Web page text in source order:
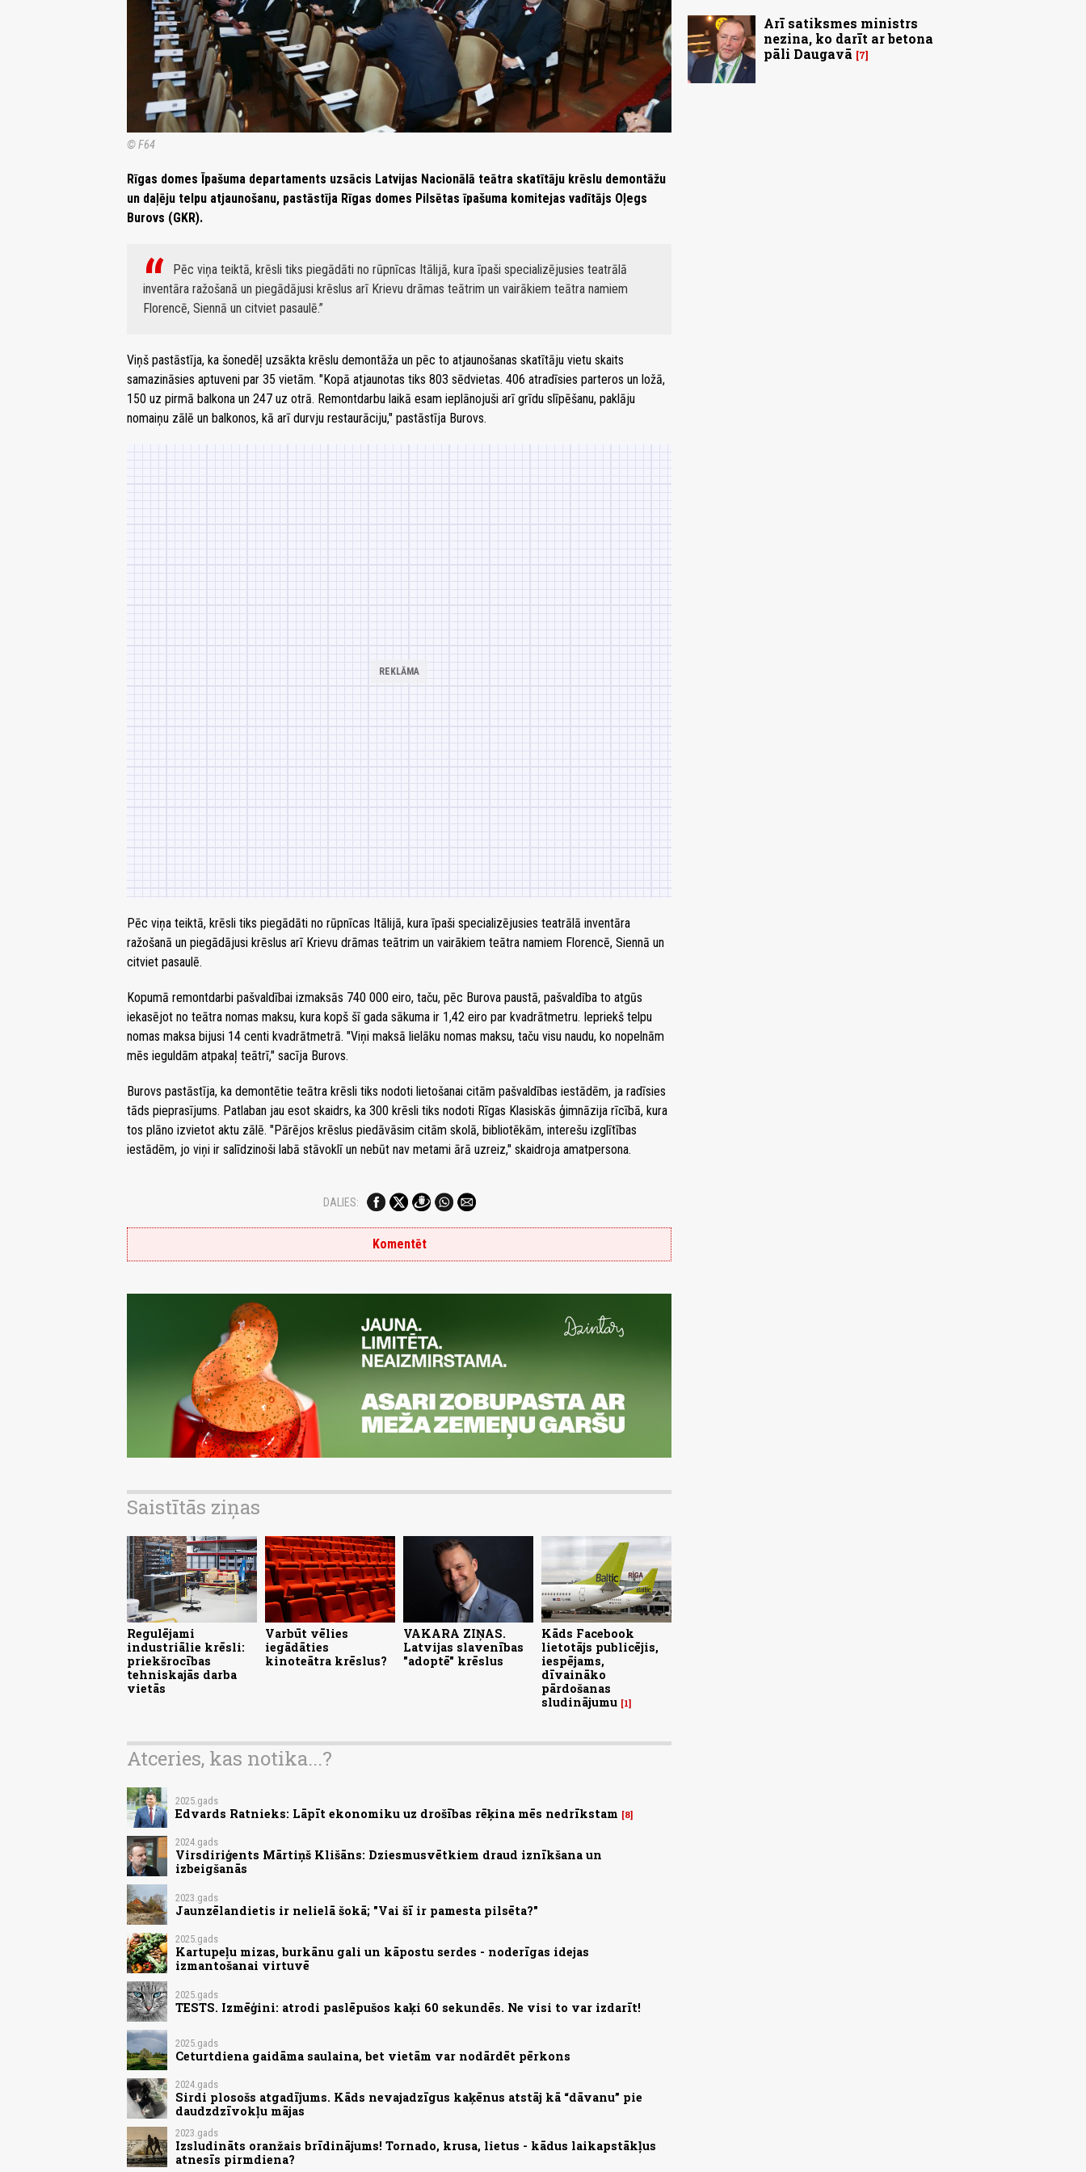
© F64
Rīgas domes Īpašuma departaments uzsācis Latvijas Nacionālā teātra skatītāju krēslu demontāžu
un daļēju telpu atjaunošanu, pastāstīja Rīgas domes Pilsētas īpašuma komitejas vadītājs Oļegs
Burovs (GKR).
Pēc viņa teiktā, krēsli tiks piegādāti no rūpnīcas Itālijā, kura īpaši specializējusies teatrālā
inventāra ražošanā un piegādājusi krēslus arī Krievu drāmas teātrim un vairākiem teātra namiem
Florencē, Siennā un citviet pasaulē.
Viņš pastāstīja, ka šonedēļ uzsākta krēslu demontāža un pēc to atjaunošanas skatītāju vietu skaits
samazināsies aptuveni par 35 vietām. "Kopā atjaunotas tiks 803 sēdvietas. 406 atradīsies parteros un ložā,
150 uz pirmā balkona un 247 uz otrā. Remontdarbu laikā esam ieplānojuši arī grīdu slīpēšanu, paklāju
nomaiņu zālē un balkonos, kā arī durvju restaurāciju," pastāstīja Burovs.
Pēc viņa teiktā, krēsli tiks piegādāti no rūpnīcas Itālijā, kura īpaši specializējusies teatrālā inventāra
ražošanā un piegādājusi krēslus arī Krievu drāmas teātrim un vairākiem teātra namiem Florencē, Siennā un
citviet pasaulē.
Kopumā remontdarbi pašvaldībai izmaksās 740 000 eiro, taču, pēc Burova paustā, pašvaldība to atgūs
iekasējot no teātra nomas maksu, kura kopš šī gada sākuma ir 1,42 eiro par kvadrātmetru. Iepriekš telpu
nomas maksa bijusi 14 centi kvadrātmetrā. "Viņi maksā lielāku nomas maksu, taču visu naudu, ko nopelnām
mēs ieguldām atpakaļ teātrī," sacīja Burovs.
Burovs pastāstīja, ka demontētie teātra krēsli tiks nodoti lietošanai citām pašvaldības iestādēm, ja radīsies
tāds pieprasījums. Patlaban jau esot skaidrs, ka 300 krēsli tiks nodoti Rīgas Klasiskās ģimnāzija rīcībā, kura
tos plāno izvietot aktu zālē. "Pārējos krēslus piedāvāsim citām skolā, bibliotēkām, interešu izglītības
iestādēm, jo viņi ir salīdzinoši labā stāvoklī un nebūt nav metami ārā uzreiz," skaidroja amatpersona.
DALIES:
Komentēt
Saistītās ziņas
Regulējami
industriālie krēsli:
priekšrocības
tehniskajās darba
vietās
Varbūt vēlies
iegādāties
kinoteātra krēslus?
VAKARA ZIŅAS.
Latvijas slavenības
"adoptē" krēslus
Kāds Facebook
lietotājs publicējis,
iespējams,
dīvaināko
pārdošanas
sludinājumu 1
Atceries, kas notika...?
2025.gads
Edvards Ratnieks: Lāpīt ekonomiku uz drošības rēķina mēs nedrīkstam 8
2024.gads
Virsdiriģents Mārtiņš Klišāns: Dziesmusvētkiem draud iznīkšana un
izbeigšanās
2023.gads
Jaunzēlandietis ir nelielā šokā; "Vai šī ir pamesta pilsēta?"
2025.gads
Kartupeļu mizas, burkānu gali un kāpostu serdes - noderīgas idejas
izmantošanai virtuvē
2025.gads
TESTS. Izmēģini: atrodi paslēpušos kaķi 60 sekundēs. Ne visi to var izdarīt!
2025.gads
Ceturtdiena gaidāma saulaina, bet vietām var nodārdēt pērkons
2024.gads
Sirdi plosošs atgadījums. Kāds nevajadzīgus kaķēnus atstāj kā “dāvanu” pie
daudzdzīvokļu mājas
2023.gads
Izsludināts oranžais brīdinājums! Tornado, krusa, lietus - kādus laikapstākļus
atnesīs pirmdiena?
Arī satiksmes ministrs
nezina, ko darīt ar betona
pāli Daugavā
7